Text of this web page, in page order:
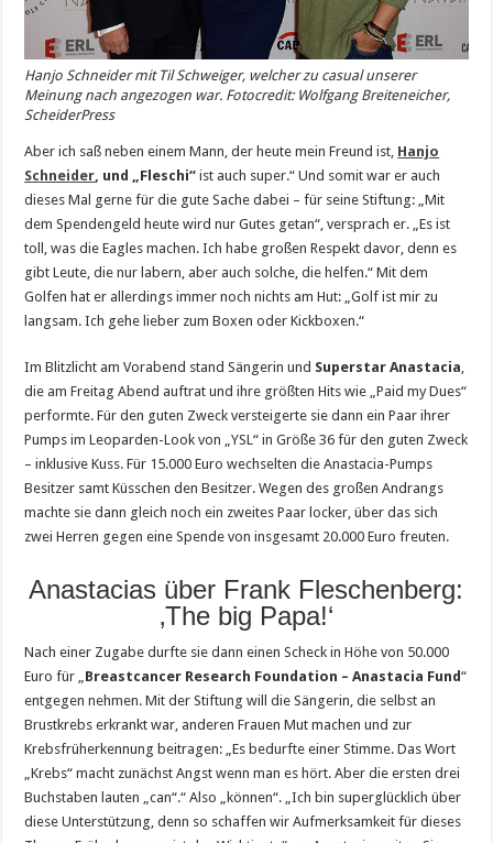
Hanjo Schneider mit Til Schweiger, welcher zu casual unserer
Meinung nach angezogen war. Fotocredit: Wolfgang Breiteneicher,
ScheiderPress
Aber ich saß neben einem Mann, der heute mein Freund ist, Hanjo
Schneider, und „Fleschi“ ist auch super.“ Und somit war er auch
dieses Mal gerne für die gute Sache dabei – für seine Stiftung: „Mit
dem Spendengeld heute wird nur Gutes getan“, versprach er. „Es ist
toll, was die Eagles machen. Ich habe großen Respekt davor, denn es
gibt Leute, die nur labern, aber auch solche, die helfen.“ Mit dem
Golfen hat er allerdings immer noch nichts am Hut: „Golf ist mir zu
langsam. Ich gehe lieber zum Boxen oder Kickboxen.“
Im Blitzlicht am Vorabend stand Sängerin und Superstar Anastacia,
die am Freitag Abend auftrat und ihre größten Hits wie „Paid my Dues“
performte. Für den guten Zweck versteigerte sie dann ein Paar ihrer
Pumps im Leoparden-Look von „YSL“ in Größe 36 für den guten Zweck
– inklusive Kuss. Für 15.000 Euro wechselten die Anastacia-Pumps
Besitzer samt Küsschen den Besitzer. Wegen des großen Andrangs
machte sie dann gleich noch ein zweites Paar locker, über das sich
zwei Herren gegen eine Spende von insgesamt 20.000 Euro freuten.
Anastacias über Frank Fleschenberg:
‚The big Papa!‘
Nach einer Zugabe durfte sie dann einen Scheck in Höhe von 50.000
Euro für „Breastcancer Research Foundation – Anastacia Fund“
entgegen nehmen. Mit der Stiftung will die Sängerin, die selbst an
Brustkrebs erkrankt war, anderen Frauen Mut machen und zur
Krebsfrüherkennung beitragen: „Es bedurfte einer Stimme. Das Wort
„Krebs“ macht zunächst Angst wenn man es hört. Aber die ersten drei
Buchstaben lauten „can“.“ Also „können“. „Ich bin superglücklich über
diese Unterstützung, denn so schaffen wir Aufmerksamkeit für dieses